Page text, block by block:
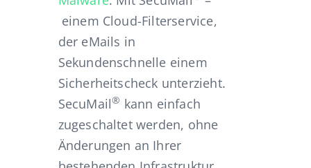
bei Windows-Antiviren-Software?
einem Cloud-Filterservice,
der eMails in
Sekundenschnelle einem
Sicherheitscheck unterzieht.
SecuMail® kann einfach
zugeschaltet werden, ohne
Änderungen an Ihrer